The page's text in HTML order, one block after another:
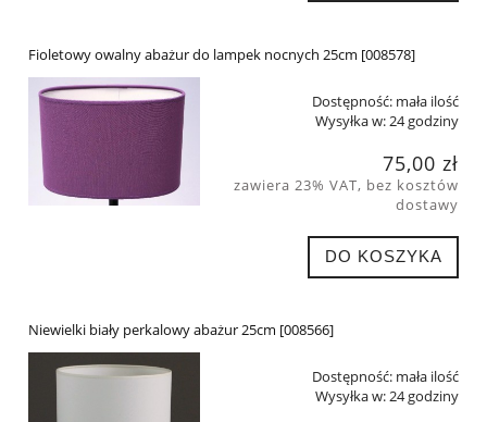
Fioletowy owalny abażur do lampek nocnych 25cm [008578]
Dostępność: mała ilość
Wysyłka w:24 godziny
75,00 zł
zawiera 23% VAT, bez kosztów
dostawy
DO KOSZYKA
Niewielki biały perkalowy abażur 25cm [008566]
Dostępność: mała ilość
Wysyłka w:24 godziny